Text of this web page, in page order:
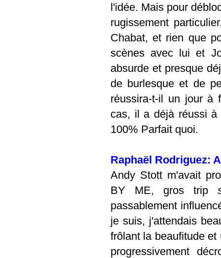
l'idée. Mais pour
rugissement
Chabat, et rien que
scènes avec lui et
absurde et presque
de burlesque et de
réussira-t-il un jour à
cas, il a déjà réussi à
100% Parfait quoi.
Raphaël Rodriguez:
Andy Stott m'avait
BY ME, gros trip
passablement
je suis, j'attendais
frôlant la beaufitude
progressivement